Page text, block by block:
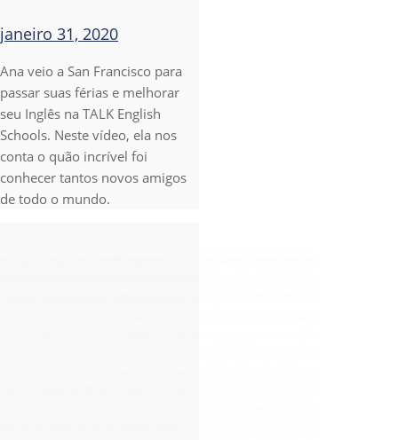
janeiro 31, 2020
Ana veio a San Francisco para
passar suas férias e melhorar
seu Inglês na TALK English
Schools. Neste vídeo, ela nos
conta o quão incrível foi
conhecer tantos novos amigos
de todo o mundo.